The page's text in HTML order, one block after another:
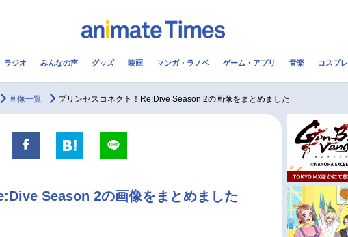
配信・Vtuber
実写化映画一覧
男性声優/女性声優一覧
今期アニメ曜日別一覧
春アニメ
夏アニメ
ラジオ みんなの声 グッズ 映画 マンガ・ラノベ ゲーム・アプリ 音楽 コスプレ
画像一覧 プリンセスコネクト！Re:Dive Season 2の画像をまとめました
Season 2の画像をまとめました